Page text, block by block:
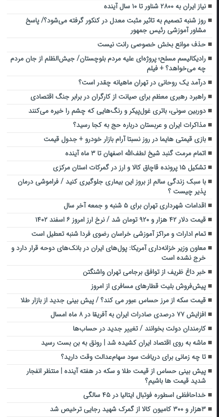
نیاز ایران به ۲۸۰۰ شناور تا ۱۰ سال آینده
روز شنبه تصمیم به تاثیر مثبت معدل در کنکور گرفته می‌شود؟/ پاسخ
مشاور آموزشی رئیس جمهور
حذف موانع بخش خصوصی رانت نیست
رادیکالیسم مسلح؛ پروژه‌ای علیه مردم بلوچستان/ جیش‌الظلم از جان مردم
چه می‌خواهد؟ + فیلم
درآمد یک روحانی در تهران ماهیانه چقدر است؟
راهبرد رهبری معظم برای صیانت از کارگران در برابر جنگ اقتصادی
دوربین سونی، باتری غول‌پیکر و رنگ‌هایی که چشم را خیره می‌کنند
مذاکرات ایران و عربستان درباره حج به کجا رسید؟
بازی قیمتی هایما در روز نسبتا آرام بازار خودرو + جدول قیمت
اتمام مرمت گنبد شیخ لطف‌‌الله اصفهان تا ۳ ماه آینده
تشکیل ۱۵ پرونده قاچاق کالا و ارز در گمرکات استان مرکزی
با سبک زندگی سالم از بروز این بیماری جلوگیری کنید / فراموشی درمان
پذیر چیست ؟
اقدامات شهرداری تهران برای ۵ شنبه و جمعه آخر سال
قیمت دلار ۴۲ هزار و ۹۲۰ تومان شد / نرخ ارز امروز ۶ اسفند ۱۴۰۲
تمام ادارات و مراکز آموزشی خراسان رضوی فردا شنبه تعطیل است
معاون وزیر خزانه‌داری آمریکا: پول‌های ایران در بانک‌های دوحه قرار دارد و
خرج نشده است
خبر داغ ظریف از توافق برجامی تهران واشنگتن
پیش‌فروش بلیت قطارهای مسافری از امروز
قیمت سکه از مرز حساس عبور می کند؟ / پیش بینی جدید از بازار طلا
افزایش ۷۷ درصدی صادرات ایران به آفریقا در ۸ ماه امسال
کارمندان دولت بخوانند / تغییر جدید در حساب‌ها
ماشه به روی اقتصاد ایران کشیده شد | رونق به بن بست رسید
تا چه زمانی برای دریافت سود سهام‌عدالت وقت دارید؟
پیش بینی حساس از قیمت طلا و سکه در هفته آینده | منتظر انفجار
شدید قیمت ها باشیم؟
خداحافظی اسطوره فوتبال ایتالیا در ۴۵ سالگی
۳هزار و ۳۰۰ کامیون کالا از گمرک شهید رجایی ترخیص شد